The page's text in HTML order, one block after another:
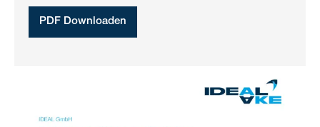
PDF Downloaden